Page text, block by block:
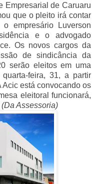
Empresarial de Caruaru
que o pleito irá contar
empresário Luverson
e o advogado
Os novos cargos da
de sindicância da
serão eleitos em uma
feira, 31, a partir
está convocando os
eleitoral funcionará,
(Da Assessoria)